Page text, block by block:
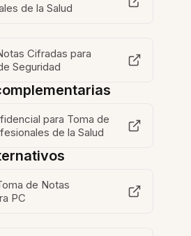
de la Salud
Cifradas para
Seguridad
para Toma de
de la Salud
de Notas
PC